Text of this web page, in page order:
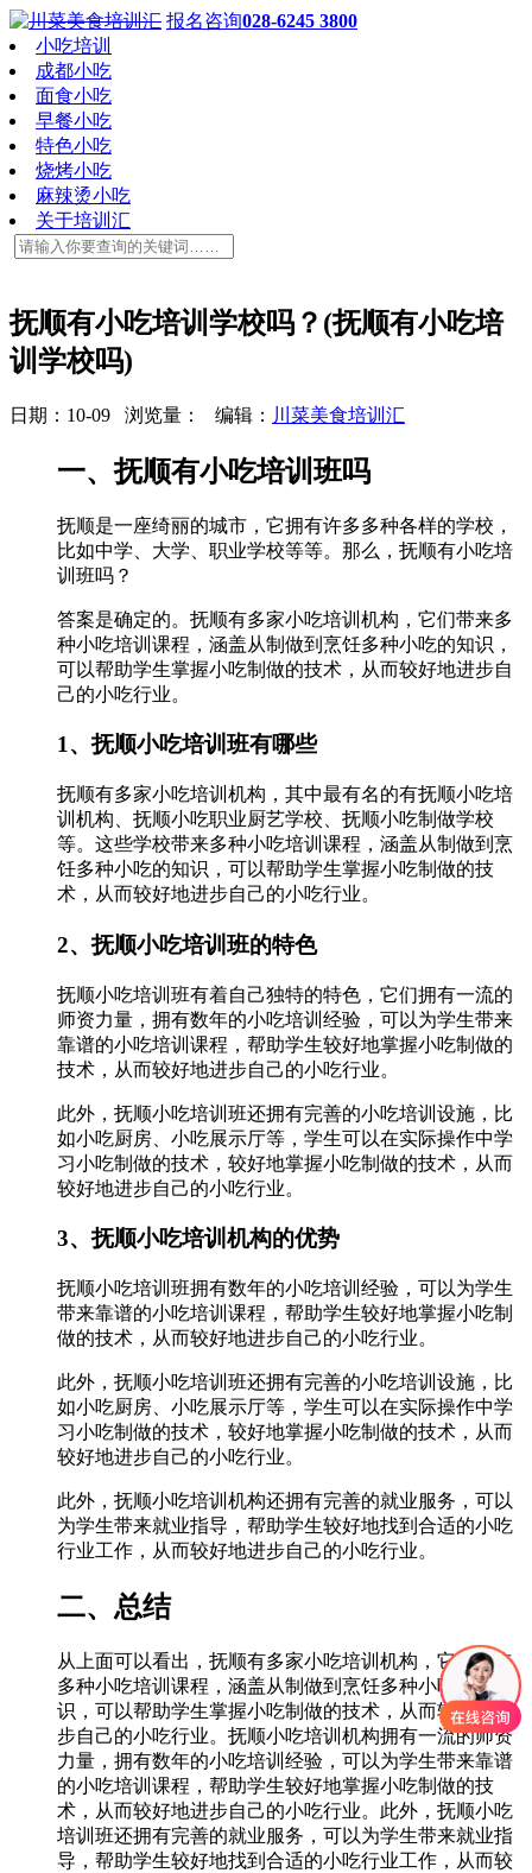
报名咨询028-6245 3800
小吃培训
成都小吃
面食小吃
早餐小吃
特色小吃
烧烤小吃
麻辣烫小吃
关于培训汇
抚顺有小吃培训学校吗？(抚顺有小吃培
训学校吗)
日期：10-09 浏览量： 编辑： 川菜美食培训汇
一、抚顺有小吃培训班吗
抚顺是一座绮丽的城市，它拥有许多多种各样的学校，
比如中学、大学、职业学校等等。那么，抚顺有小吃培
训班吗？
答案是确定的。抚顺有多家小吃培训机构，它们带来多
种小吃培训课程，涵盖从制做到烹饪多种小吃的知识，
可以帮助学生掌握小吃制做的技术，从而较好地进步自
己的小吃行业。
1、抚顺小吃培训班有哪些
抚顺有多家小吃培训机构，其中最有名的有抚顺小吃培
训机构、抚顺小吃职业厨艺学校、抚顺小吃制做学校
等。这些学校带来多种小吃培训课程，涵盖从制做到烹
饪多种小吃的知识，可以帮助学生掌握小吃制做的技
术，从而较好地进步自己的小吃行业。
2、抚顺小吃培训班的特色
抚顺小吃培训班有着自己独特的特色，它们拥有一流的
师资力量，拥有数年的小吃培训经验，可以为学生带来
靠谱的小吃培训课程，帮助学生较好地掌握小吃制做的
技术，从而较好地进步自己的小吃行业。
此外，抚顺小吃培训班还拥有完善的小吃培训设施，比
如小吃厨房、小吃展示厅等，学生可以在实际操作中学
习小吃制做的技术，较好地掌握小吃制做的技术，从而
较好地进步自己的小吃行业。
3、抚顺小吃培训机构的优势
抚顺小吃培训班拥有数年的小吃培训经验，可以为学生
带来靠谱的小吃培训课程，帮助学生较好地掌握小吃制
做的技术，从而较好地进步自己的小吃行业。
此外，抚顺小吃培训班还拥有完善的小吃培训设施，比
如小吃厨房、小吃展示厅等，学生可以在实际操作中学
习小吃制做的技术，较好地掌握小吃制做的技术，从而
较好地进步自己的小吃行业。
此外，抚顺小吃培训机构还拥有完善的就业服务，可以
为学生带来就业指导，帮助学生较好地找到合适的小吃
行业工作，从而较好地进步自己的小吃行业。
二、总结
从上面可以看出，抚顺有多家小吃培训机构，它们带来
多种小吃培训课程，涵盖从制做到烹饪多种小吃的知
识，可以帮助学生掌握小吃制做的技术，从而较好地进
步自己的小吃行业。抚顺小吃培训机构拥有一流的师资
力量，拥有数年的小吃培训经验，可以为学生带来靠谱
的小吃培训课程，帮助学生较好地掌握小吃制做的技
术，从而较好地进步自己的小吃行业。此外，抚顺小吃
培训班还拥有完善的就业服务，可以为学生带来就业指
导，帮助学生较好地找到合适的小吃行业工作，从而较